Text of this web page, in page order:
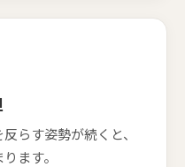
らす姿勢が続くと、
ます。